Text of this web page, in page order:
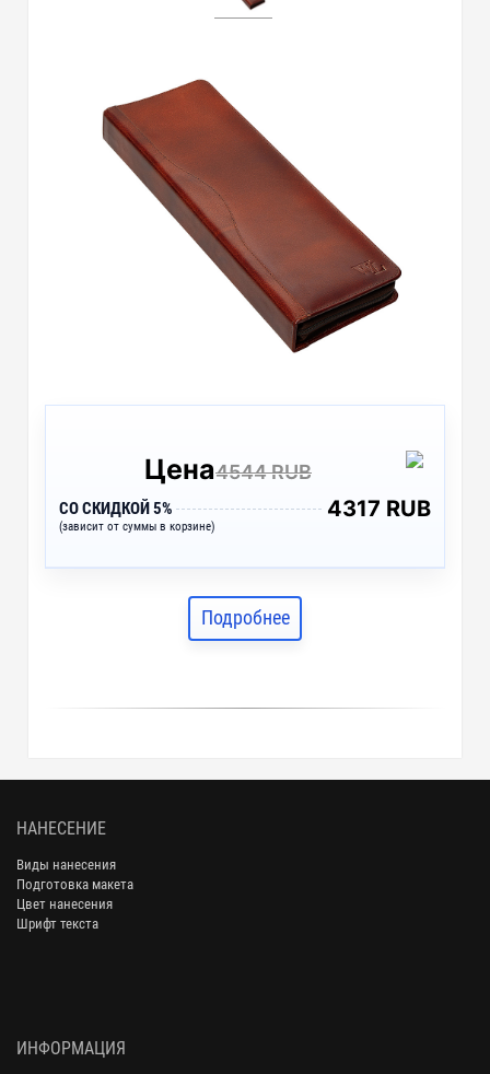
Цена4544 RUB
СО СКИДКОЙ 5%
(зависит от суммы в корзине)
4317 RUB
Подробнее
НАНЕСЕНИЕ
Виды нанесения
Подготовка макета
Цвет нанесения
Шрифт текста
ИНФОРМАЦИЯ